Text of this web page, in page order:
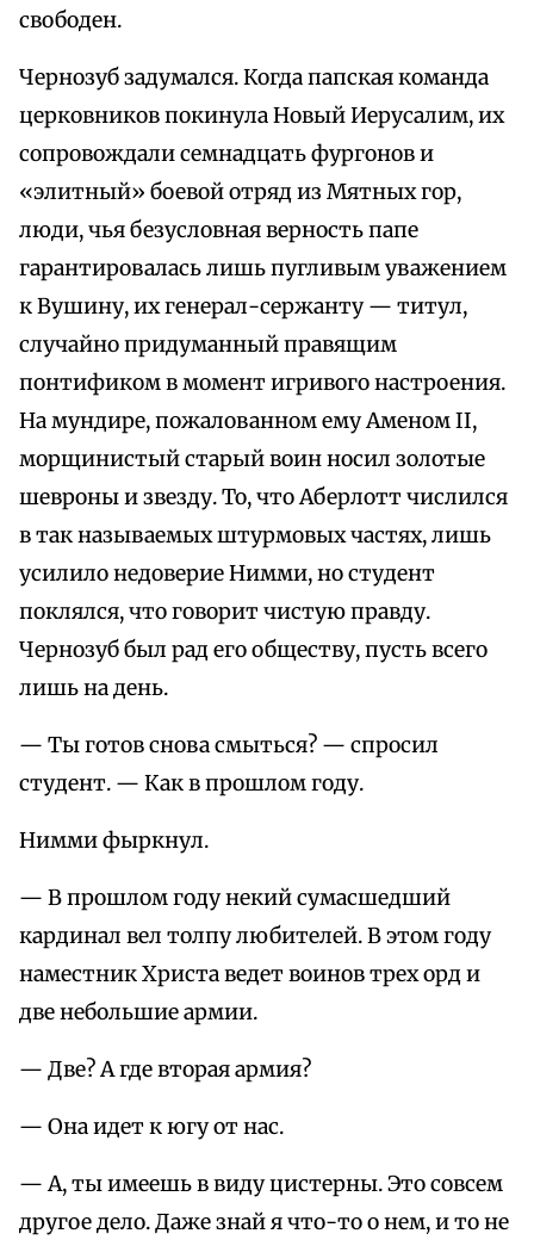
свободен.
Чернозуб задумался. Когда папская команда
церковников покинула Новый Иерусалим, их
сопровождали семнадцать фургонов и
«элитный» боевой отряд из Мятных гор,
люди, чья безусловная верность папе
гарантировалась лишь пугливым уважением
к Вушину, их генерал-сержанту — титул,
случайно придуманный правящим
понтификом в момент игривого настроения.
На мундире, пожалованном ему Аменом II,
морщинистый старый воин носил золотые
шевроны и звезду. То, что Аберлотт числился
в так называемых штурмовых частях, лишь
усилило недоверие Нимми, но студент
поклялся, что говорит чистую правду.
Чернозуб был рад его обществу, пусть всего
лишь на день.
— Ты готов снова смыться? — спросил
студент. — Как в прошлом году.
Нимми фыркнул.
— В прошлом году некий сумасшедший
кардинал вел толпу любителей. В этом году
наместник Христа ведет воинов трех орд и
две небольшие армии.
— Две? А где вторая армия?
— Она идет к югу от нас.
— А, ты имеешь в виду цистерны. Это совсем
другое дело. Даже знай я что-то о нем, и то не